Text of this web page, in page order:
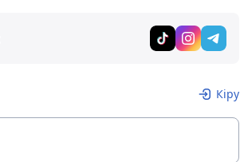
Кіру